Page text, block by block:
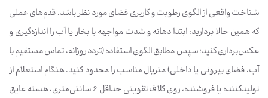
شناخت واقعی از الگوی رطوبت و کاربری فضای مورد نظر باشد. قدم‌های عملی
که همین حالا بردارید: ابتدا دهانه و شدت مواجهه با بخار یا آب را اندازه‌گیری و
عکس‌برداری کنید؛ سپس مطابق الگوی استفاده (تردد روزانه، تماس مستقیم با
آب، فضای بیرونی یا داخلی) متریال مناسب را محدود کنید. هنگام استعلام از
تولیدکننده یا فروشنده، روی کلاف تقویتی حداقل 6 سانتی‌متری، هسته عایق